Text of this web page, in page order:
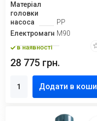
Матеріал
головки
насоса
PP
ЕлектромагнітM90
в наявності
28 775 грн.
Додати в